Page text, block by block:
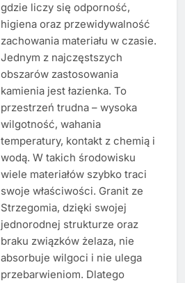
gdzie liczy się odporność,
higiena oraz przewidywalność
zachowania materiału w czasie.
Jednym z najczęstszych
obszarów zastosowania
kamienia jest łazienka. To
przestrzeń trudna – wysoka
wilgotność, wahania
temperatury, kontakt z chemią i
wodą. W takich środowisku
wiele materiałów szybko traci
swoje właściwości. Granit ze
Strzegomia, dzięki swojej
jednorodnej strukturze oraz
braku związków żelaza, nie
absorbuje wilgoci i nie ulega
przebarwieniom. Dlatego